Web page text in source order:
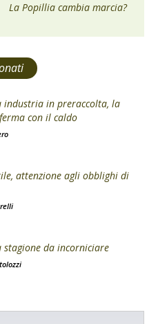
La Popillia cambia marcia?
industria in preraccolta, la
con il caldo
attenzione agli obblighi di
stagione da incorniciare